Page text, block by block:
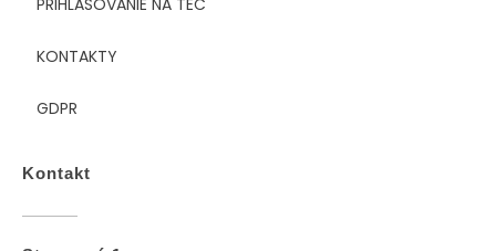
PRIHLASOVANIE NA TEC
KONTAKTY
GDPR
Kontakt